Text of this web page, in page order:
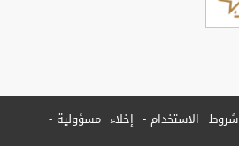
شروط الاستخدام
إخلاء مسؤولية